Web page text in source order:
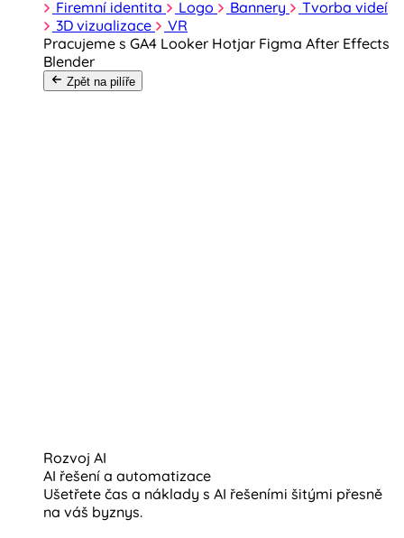
Firemní identita Logo Bannery
Tvorba videí
3D vizualizace
VR
Pracujeme s GA4 Looker Hotjar Figma After Effects
Blender
Zpět na pilíře
Rozvoj AI
AI řešení a automatizace
Ušetřete čas a náklady s AI řešeními šitými přesně
na váš byznys.